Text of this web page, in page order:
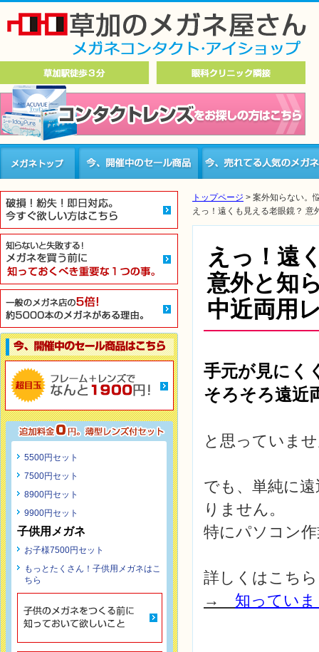
5500円セット
7500円セット
8900円セット
9900円セット
子供用メガネ
お子様7500円セット
もっとたくさん！子供用メガネはこ
ちら
トップページ > 案外知らない。
えっ！遠くも見える老眼鏡？
えっ！遠
意外と知
中近両用
手元が見にく
そろそろ遠近
と思っていま
でも、単純に
りません。
特にパソコン
詳しくはこち
→ 知ってい